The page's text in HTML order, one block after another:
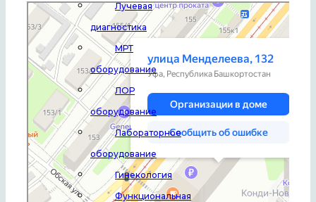
Лучевая
диагностика
МРТ
оборудование
ЛОР
оборудование
Лабораторное
оборудование
Гинекология
Функциональная
Уфа
Улица Менделеева, 132 — Яндекс Карты